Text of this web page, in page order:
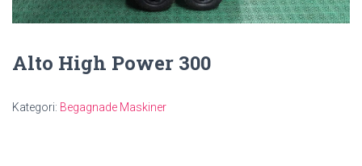
N
G
Alto High Power 300
Kategori: Begagnade Maskiner